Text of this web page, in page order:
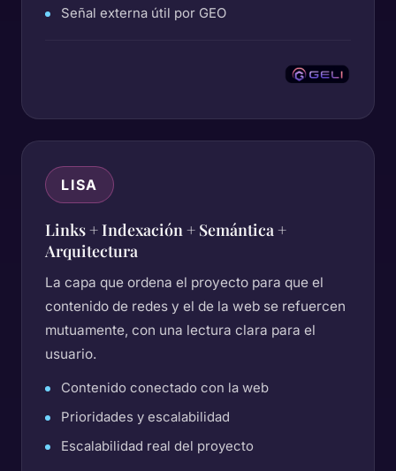
Señal externa útil por GEO
LISA
Links + Indexación + Semántica +
Arquitectura
La capa que ordena el proyecto para que el
contenido de redes y el de la web se refuercen
mutuamente, con una lectura clara para el
usuario.
Contenido conectado con la web
Prioridades y escalabilidad
Escalabilidad real del proyecto